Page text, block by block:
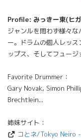
Profile: みっきー東(ヒ
ジャンルを問わず様々
ー。ドラムの個人レッ
ップス、そしてフュージ
Favorite Drummer：
Gary Novak, Simon
Brechtlein...
姉妹サイト：
コとネ/Tokyo Neiro